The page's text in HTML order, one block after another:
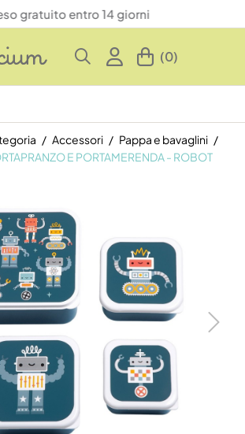
gratuito entro 14 giorni
(0)
Accessori
Pappa e bavaglini
E PORTAMERENDA - ROBOT